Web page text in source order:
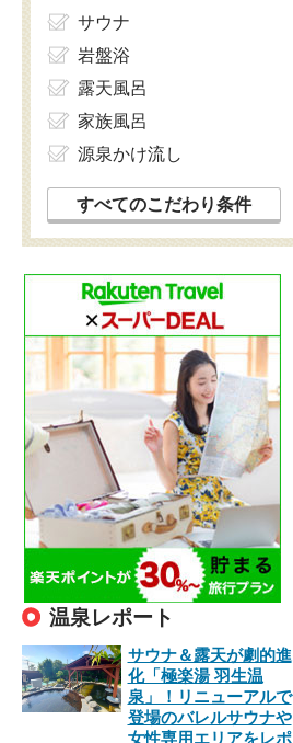
サウナ
岩盤浴
露天風呂
家族風呂
源泉かけ流し
すべてのこだわり条件
温泉レポート
サウナ＆露天が劇的進
化「極楽湯 羽生温
泉」！リニューアルで
登場のバレルサウナや
女性専用エリアをレポ